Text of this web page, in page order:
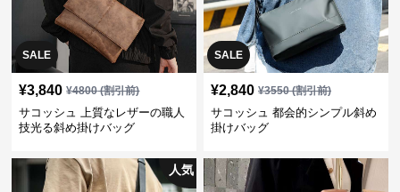
SALE
¥3,840 ¥4800(割引前)
サコッシュ 上質なレザーの職人
技光る斜め掛けバッグ
SALE
¥2,840 ¥3550(割引前)
サコッシュ 都会的シンプル斜め
掛けバッグ
人気